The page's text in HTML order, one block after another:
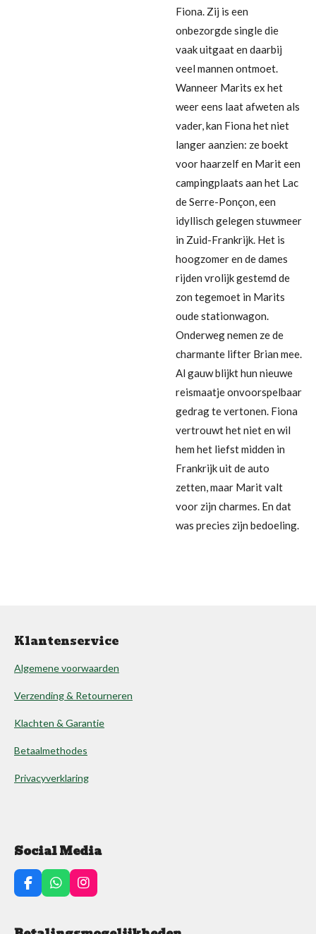
Fiona. Zij is een
onbezorgde single die
vaak uitgaat en daarbij
veel mannen ontmoet.
Wanneer Marits ex het
weer eens laat afweten als
vader, kan Fiona het niet
langer aanzien: ze boekt
voor haarzelf en Marit een
campingplaats aan het Lac
de Serre-Ponçon, een
idyllisch gelegen stuwmeer
in Zuid-Frankrijk. Het is
hoogzomer en de dames
rijden vrolijk gestemd de
zon tegemoet in Marits
oude stationwagon.
Onderweg nemen ze de
charmante lifter Brian mee.
Al gauw blijkt hun nieuwe
reismaatje onvoorspelbaar
gedrag te vertonen. Fiona
vertrouwt het niet en wil
hem het liefst midden in
Frankrijk uit de auto
zetten, maar Marit valt
voor zijn charmes. En dat
was precies zijn bedoeling.
Klantenservice
Algemene voorwaarden
Verzending & Retourneren
Klachten & Garantie
Betaalmethodes
Privacyverklaring
Social Media
F
a
e
W
h
t
I
n